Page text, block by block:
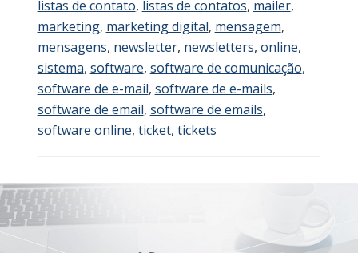
listas de contato, listas de contatos, mailer,
marketing, marketing digital, mensagem,
mensagens, newsletter, newsletters, online,
sistema, software, software de comunicação,
software de e-mail, software de e-mails,
software de email, software de emails,
software online, ticket, tickets